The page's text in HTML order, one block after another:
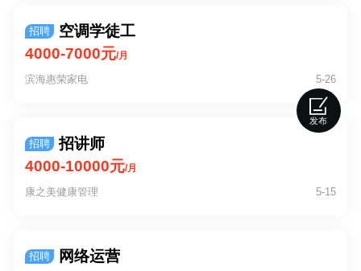
招聘
空调学徒工
4000-7000元/月
滨海惠荣家电 5-26
招聘
招讲师
4000-10000元/月
康之美健康管理 5-15
招聘
网络运营
发布